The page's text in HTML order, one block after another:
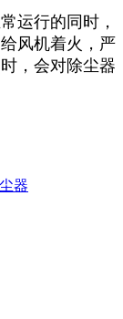
运行的同时，
风机着火，严
，会对除尘器
器